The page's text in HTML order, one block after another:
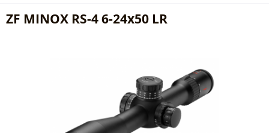
ZF MINOX RS-4 6-24x50 LR